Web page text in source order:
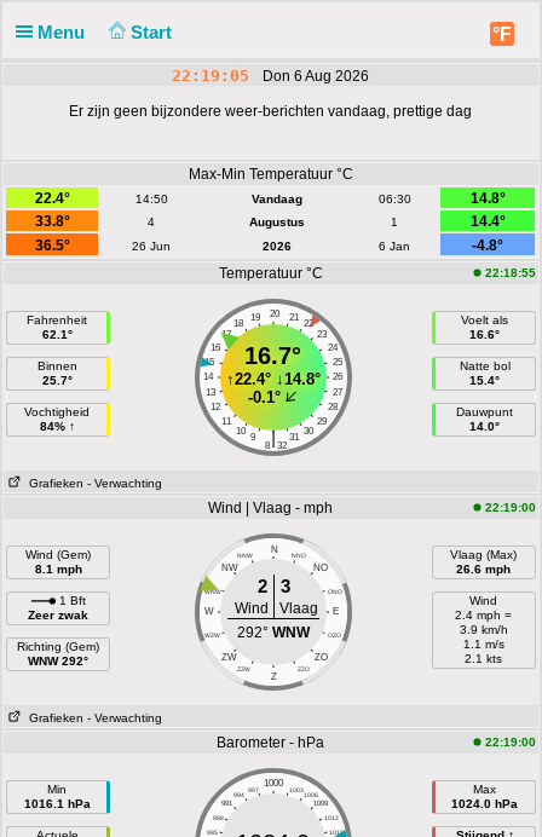
Menu Start °F
22:19:05 Don 6 Aug 2026
Er zijn geen bijzondere weer-berichten vandaag, prettige dag
Max-Min Temperatuur °C
22.4°
14:50 Vandaag 06:30
14.8°
33.8°
4 Augustus 1
14.4°
36.5°
26 Jun 2026 6 Jan
-4.8°
Temperatuur °C
22:18:55
Fahrenheit
62.1°
Binnen
25.7°
Vochtigheid
84% ↑
20
19 21
18
22
17
23
16
24
15
25
14
26
13
27
12
28
11
29
10
30
9 31
|
8 32
16.7°
↑22.4°↓14.8°
-0.1°
Voelt als
16.6°
Natte bol
15.4°
Dauwpunt
14.0°
Grafieken - Verwachting
Wind | Vlaag - mph 22:19:00
Wind (Gem)
8.1 mph
1 Bft
Zeer zwak
Richting (Gem)
WNW 292°
N
NNW NNO
NW NO
WNW ONO
W E
WZW OZO
ZW ZO
ZZW ZZO
Z
2 3
Wind
Vlaag
292° WNW
Vlaag (Max)
26.6 mph
Wind
2.4 mph =
3.9 km/h
1.1 m/s
2.1 kts
Grafieken - Verwachting
Barometer - hPa 22:19:00
Min
1016.1 hPa
1000
997 1003
994
1006
991
1009
988
1012
985
1015
Max
1024.0 hPa